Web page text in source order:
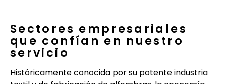
Sectores empresariales
que confían en nuestro
servicio
Históricamente conocida por su potente industria